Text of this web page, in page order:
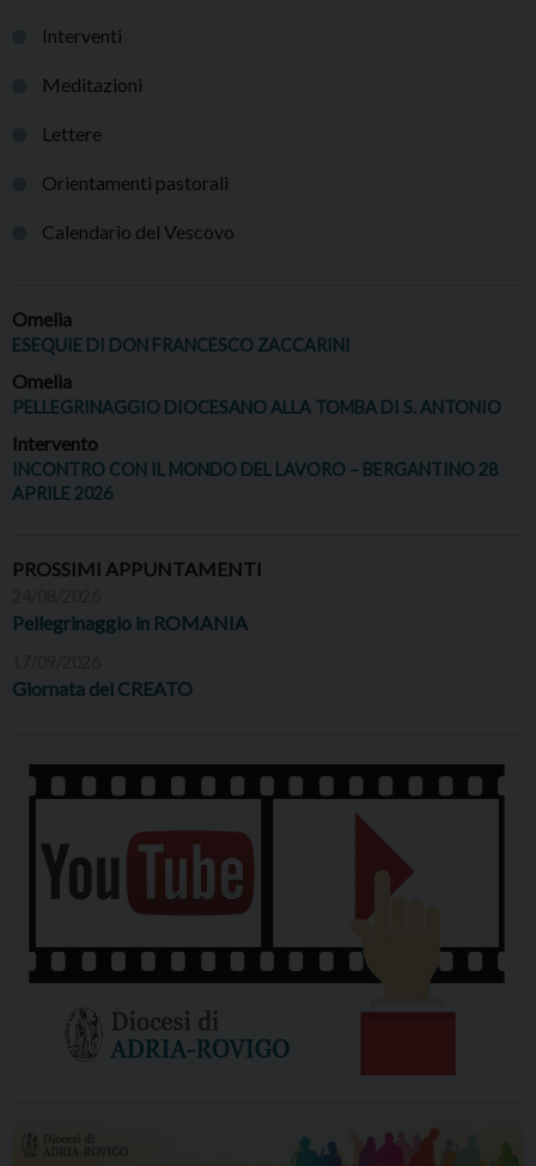
Interventi
Meditazioni
Lettere
Orientamenti pastorali
Calendario del Vescovo
Omelia
ESEQUIE DI DON FRANCESCO ZACCARINI
Omelia
PELLEGRINAGGIO DIOCESANO ALLA TOMBA DI S. ANTONIO
Intervento
INCONTRO CON IL MONDO DEL LAVORO – BERGANTINO 28
APRILE 2026
PROSSIMI APPUNTAMENTI
Pellegrinaggio in ROMANIA
Giornata del CREATO